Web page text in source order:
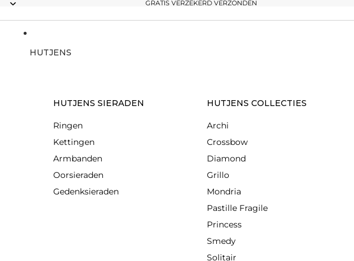
GRATIS VERZEKERD VERZONDEN
HUTJENS
HUTJENS SIERADEN
Ringen
Kettingen
Armbanden
Oorsieraden
Gedenksieraden
HUTJENS COLLECTIES
Archi
Crossbow
Diamond
Grillo
Mondria
Pastille Fragile
Princess
Smedy
Solitair